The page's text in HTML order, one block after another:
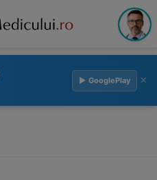
▶ GooglePlay ×